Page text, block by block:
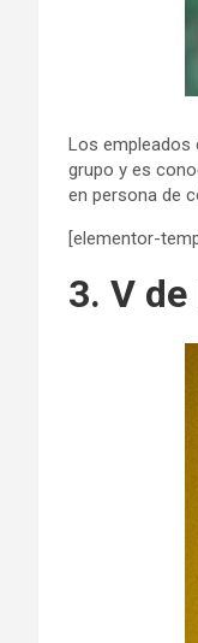
Los empleados
grupo y es
en persona de
[elementor-
3. V de